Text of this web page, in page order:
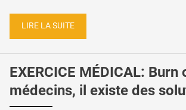
LIRE LA SUITE
EXERCICE MÉDICAL: Burn
médecins, il existe des